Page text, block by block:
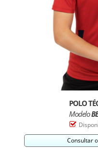
POLO
Modelo
Consultar